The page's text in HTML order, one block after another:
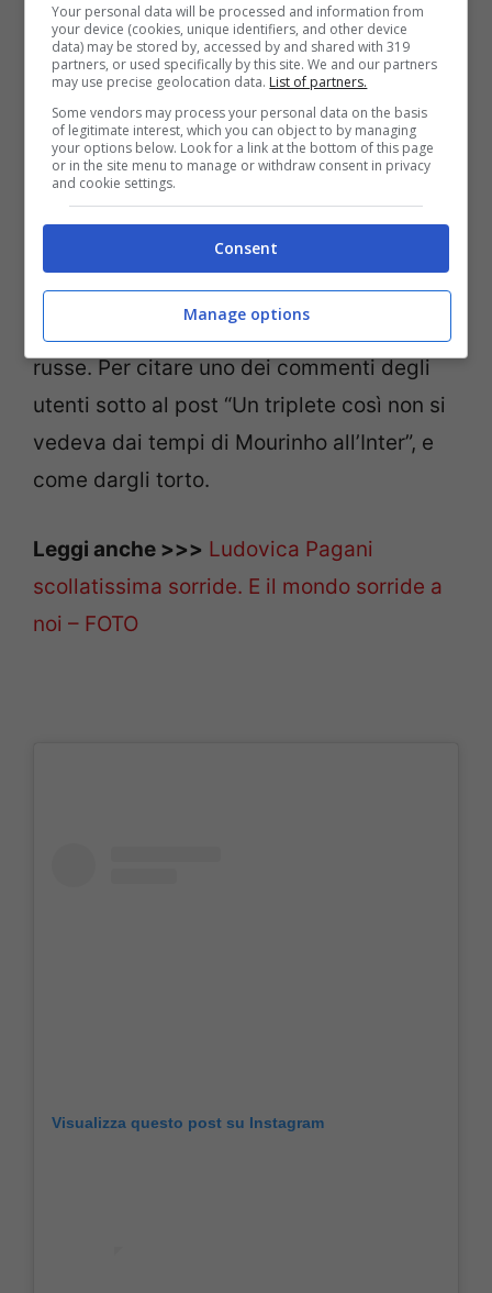
Nelle due foto condivise le tre grazie
hanno solo l’accappatoio a coprirle, che
però si apre e mette in mostra le loro curve
che farebbero invidia anche alle montagne
russe. Per citare uno dei commenti degli
utenti sotto al post “Un triplete così non si
vedeva dai tempi di Mourinho all’Inter”, e
come dargli torto.
Leggi anche >>> Ludovica Pagani
scollatissima sorride. E il mondo sorride a
noi – FOTO
Visualizza questo post su Instagram
Your personal data will be processed and information from
your device (cookies, unique identifiers, and other device
data) may be stored by, accessed by and shared with 319
partners, or used specifically by this site. We and our partners
may use precise geolocation data. List of partners.
Some vendors may process your personal data on the basis
of legitimate interest, which you can object to by managing
your options below. Look for a link at the bottom of this page
or in the site menu to manage or withdraw consent in privacy
and cookie settings.
Consent
Manage options